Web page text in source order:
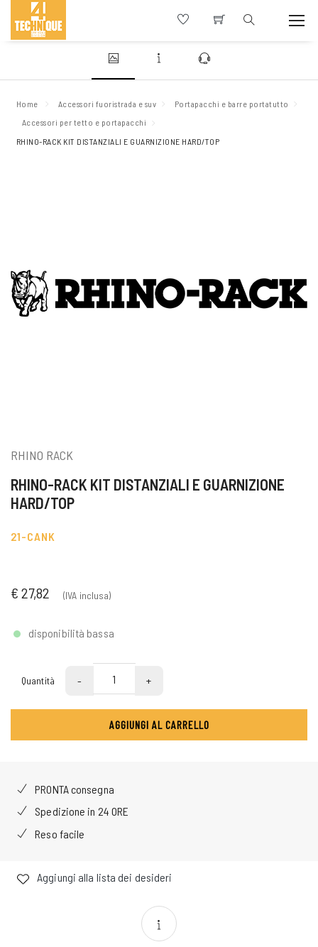
Home Accessori fuoristrada e suv
Portapacchi e barre portatutto
Accessori per tetto e portapacchi
RHINO-RACK KIT DISTANZIALI E GUARNIZIONE HARD/TOP
RHINO RACK
RHINO-RACK KIT DISTANZIALI E GUARNIZIONE
HARD/TOP
21-CANK
€ 27,82 (IVA inclusa)
disponibilità bassa
Quantità - +
AGGIUNGI AL CARRELLO
PRONTA consegna
Spedizione in 24 ORE
Reso facile
Aggiungi alla lista dei desideri